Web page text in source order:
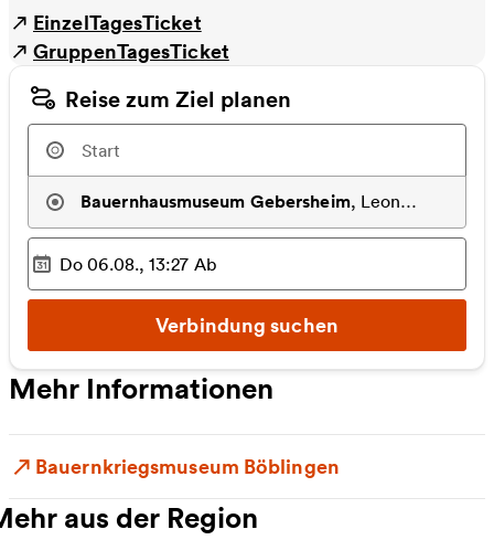
EinzelTagesTicket
GruppenTagesTicket
Reise zum Ziel planen
Bauernhausmuseum Gebersheim, Leonberg
Ausgewählter Zeitpunkt
Do 06.08., 13:27 Ab
Verbindung suchen
Mehr Informationen
Bauernkriegsmuseum Böblingen
aus der Region